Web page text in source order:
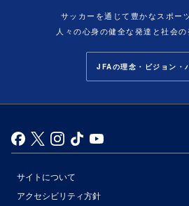
サッカーを通じて豊かなスポー
人々の心身の健全な発達と社会の
JFAの理念・ビジョン・
サイトについて
アクセシビリティ方針